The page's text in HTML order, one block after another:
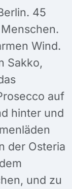
45
Wind.
Sakko,
auf
hinter und
der Osteria
und zu